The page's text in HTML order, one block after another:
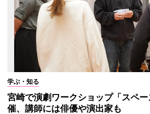
学ぶ・知る
宮崎で演劇ワークショップ「スペ
催、講師には俳優や演出家も